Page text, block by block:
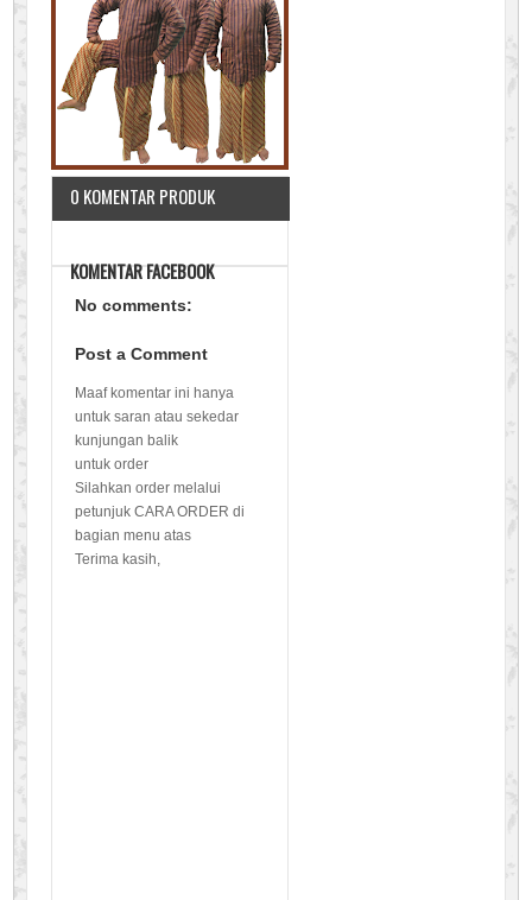
0 KOMENTAR PRODUK
KOMENTAR FACEBOOK
No comments:
Post a Comment
Maaf komentar ini hanya
untuk saran atau sekedar
kunjungan balik
untuk order
Silahkan order melalui
petunjuk CARA ORDER di
bagian menu atas
Terima kasih,